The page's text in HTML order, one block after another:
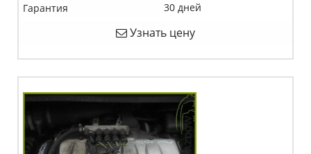
Гарантия
30 дней
Узнать цену